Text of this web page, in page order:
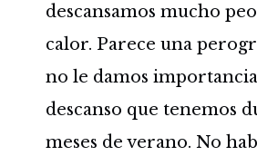
descansamos mucho
calor. Parece una
no le damos
descanso que tenemos
meses de verano. No